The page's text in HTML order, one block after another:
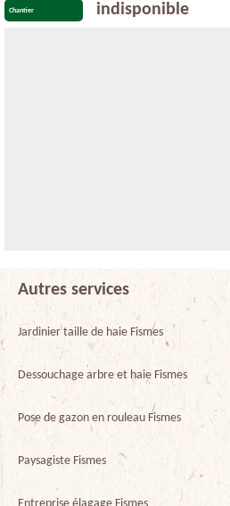
Chantier indisponible
Autres services
Jardinier taille de haie Fismes
Dessouchage arbre et haie Fismes
Pose de gazon en rouleau Fismes
Paysagiste Fismes